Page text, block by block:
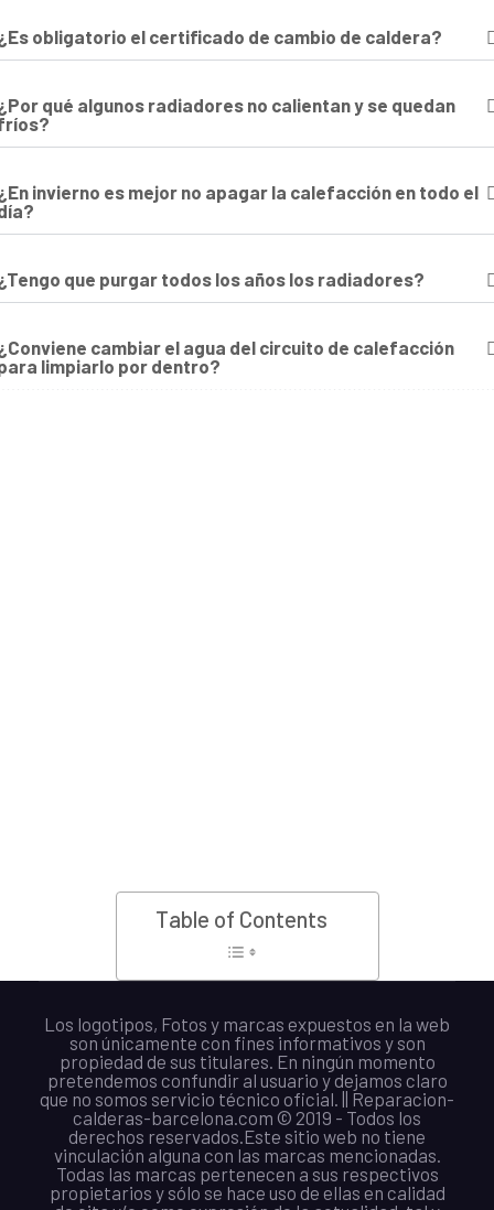
obligatorio el certificado de cambio de caldera?
qué algunos radiadores no calientan y se quedan
invierno es mejor no apagar la calefacción en todo el
que purgar todos los años los radiadores?
cambiar el agua del circuito de calefacción
limpiarlo por dentro?
Table of Contents
Los logotipos, Fotos y marcas expuestos en la web
son únicamente con fines informativos y son
propiedad de sus titulares. En ningún momento
pretendemos confundir al usuario y dejamos claro
que no somos servicio técnico oficial. || Reparacion-
calderas-barcelona.com © 2019 - Todos los
derechos reservados.Este sitio web no tiene
vinculación alguna con las marcas mencionadas.
Todas las marcas pertenecen a sus respectivos
propietarios y sólo se hace uso de ellas en calidad